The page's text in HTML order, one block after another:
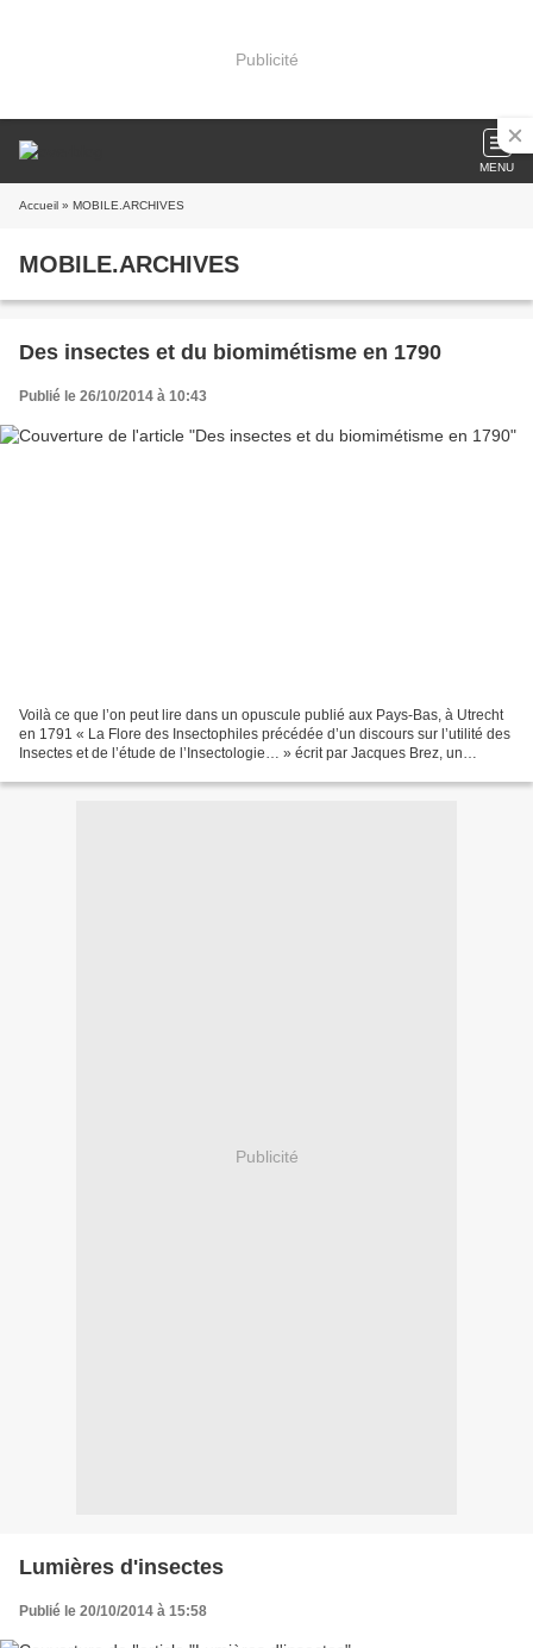
Publicité
MENU
Accueil » MOBILE.ARCHIVES
MOBILE.ARCHIVES
Des insectes et du biomimétisme en 1790
Publié le 26/10/2014 à 10:43
Voilà ce que l’on peut lire dans un opuscule publié aux Pays-Bas, à Utrecht
en 1791 « La Flore des Insectophiles précédée d’un discours sur l’utilité des
Insectes et de l’étude de l’Insectologie… » écrit par Jacques Brez, un
Publicité
Lumières d'insectes
Publié le 20/10/2014 à 15:58